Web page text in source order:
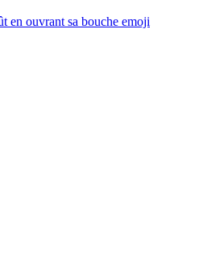
en ouvrant sa bouche emoji